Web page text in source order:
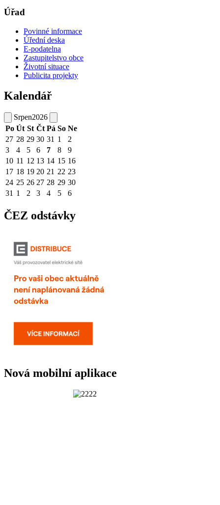
Úřad
Povinné informace
Úřední deska
E-podatelna
Zastupitelstvo obce
Životní situace
Publicita projekty
Kalendář
Srpen2026
Po Út St Čt Pá So Ne
27 28 29 30 31 1
2
3
4 5 6 7 8
9
10 11 12 13 14 15 16
17 18 19 20 21 22 23
24 25 26 27 28 29 30
31 1 2 3 4 5 6
ČEZ odstávky
Nová mobilní aplikace